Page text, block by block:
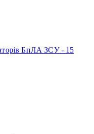
БпЛА ЗСУ - 15